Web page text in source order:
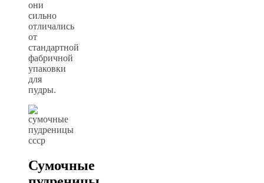
они
сильно
отличались
от
стандартной
фабричной
упаковки
для
пудры.
Сумочные